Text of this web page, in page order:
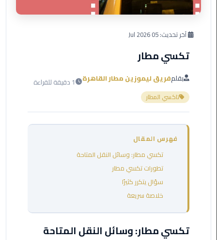
العرب
دهب
ليموزين
العرب
ليموزين
العرب
مرسي
آخر تحديث:05 Jul 2026
تكسي مطار
بقلمفريق ليموزين مطار القاهرة 1 دقيقة للقراءة
تاكسي المطار
فهرس المقال
تكسي مطار: وسائل النقل المتاحة
تطورات تكسي مطار
سؤال يتكرر كثيرًا
خلاصة سريعة
تكسي مطار: وسائل النقل المتاحة